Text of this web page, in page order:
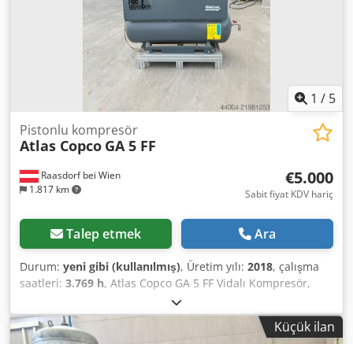
1 / 5
Raasdorf bei Wien
1.817 km
Pistonlu kompresör
Atlas Copco GA 5 FF
€5.000
Sabit fiyat KDV hariç
Talep etmek Ara
Durum: yeni gibi (kullanılmış), Üretim yılı: 2018, çalışma
saatleri: 3.769 h, Atlas Copco GA 5 FF Vidalı Kompresör,
entegre kondenserli kurutucu dahil. Motor & Güç: Dedpfjy
T Icgjx Akaswa • Ana motor nominal gücü: 5,5 kW (7,5 HP) •
Motor verimliliği: Genellikle IE3 (koruma sınıfı IP55) • Voltaj
Küçük ilan